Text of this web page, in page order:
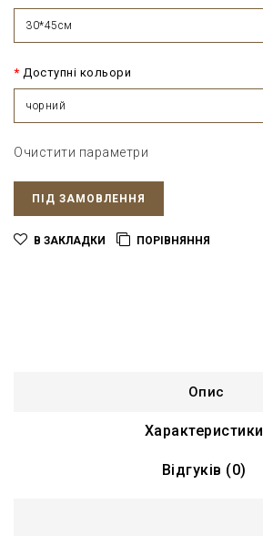
30*45см
Доступні кольори
чорний
Очистити параметри
ПІД ЗАМОВЛЕННЯ
В ЗАКЛАДКИ ПОРІВНЯННЯ
Опис
Характеристики
Відгуків (0)